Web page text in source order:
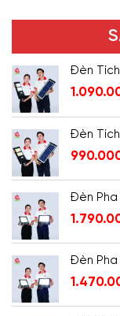
Đèn Tích
Đèn Tích
Đèn Pha
Đèn Pha